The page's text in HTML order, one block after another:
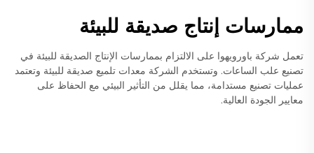
ممارسات إنتاج صديقة للبيئة
تعمل شركة باورويهوا على الالتزام بممارسات الإنتاج الصديقة للبيئة في
تصنيع علب الساعات. وتستخدم الشركة معدات تلميع صديقة للبيئة وتعتمد
عمليات تصنيع مستدامة، مما يقلل من التأثير البيئي مع الحفاظ على
معايير الجودة العالية.